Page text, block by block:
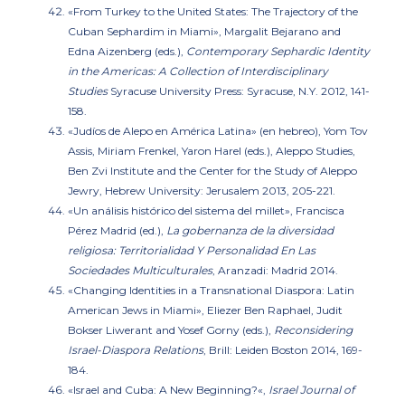
«From Turkey to the United States: The Trajectory of the
Cuban Sephardim in Miami», Margalit Bejarano and
Edna Aizenberg (eds.), Contemporary Sephardic Identity
in the Americas: A Collection of Interdisciplinary
StudiesSyracuse University Press: Syracuse, N.Y. 2012, 141-
158.
«Judíos de Alepo en América Latina» (en hebreo), Yom Tov
Assis, Miriam Frenkel, Yaron Harel (eds.), Aleppo Studies,
Ben Zvi Institute and the Center for the Study of Aleppo
Jewry, Hebrew University: Jerusalem 2013, 205-221.
«Un análisis histórico del sistema del millet», Francisca
Pérez Madrid (ed.), La gobernanza de la diversidad
religiosa: Territorialidad Y Personalidad En Las
Sociedades Multiculturales, Aranzadi: Madrid 2014.
«Changing Identities in a Transnational Diaspora: Latin
American Jews in Miami», Eliezer Ben Raphael, Judit
Bokser Liwerant and Yosef Gorny (eds.), Reconsidering
Israel-Diaspora Relations, Brill: Leiden Boston 2014, 169-
184.
«Israel and Cuba: A New Beginning?«, Israel Journal of